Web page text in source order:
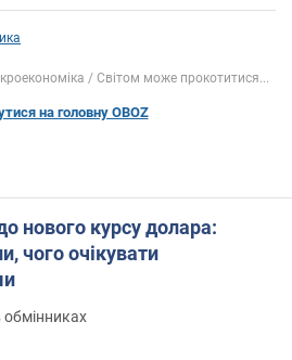
Світом може прокотитися...
на головну OBOZ
нового курсу долара:
чого очікувати